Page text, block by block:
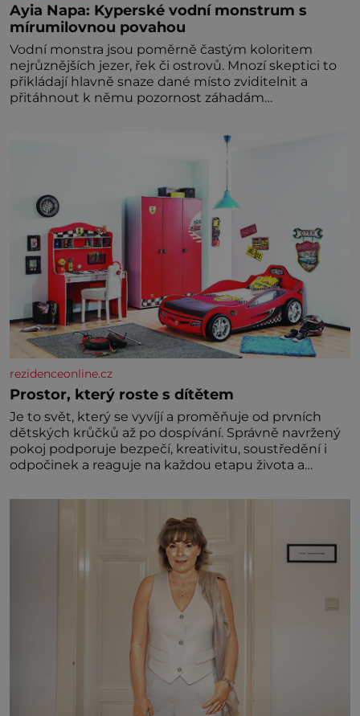
Ayia Napa: Kyperské vodní monstrum s
mírumilovnou povahou
Vodní monstra jsou poměrně častým koloritem
nejrůznějších jezer, řek či ostrovů. Mnozí skeptici to
přikládají hlavně snaze dané místo zviditelnit a
přitáhnout k němu pozornost záhadám
rezidenceonline.cz
Prostor, který roste s dítětem
Je to svět, který se vyvíjí a proměňuje od prvních
dětských krůčků až po dospívání. Správně navržený
pokoj podporuje bezpečí, kreativitu, soustředění i
odpočinek a reaguje na každou etapu života a
jednoduchost, měkkost a bezpečí, proto by pokoj